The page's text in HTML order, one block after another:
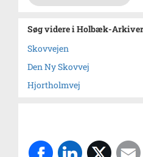
Søg videre i Holbæk-
Skovvejen
Den Ny Skovvej
Hjortholmvej